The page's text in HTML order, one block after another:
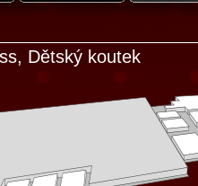
Dětský koutek